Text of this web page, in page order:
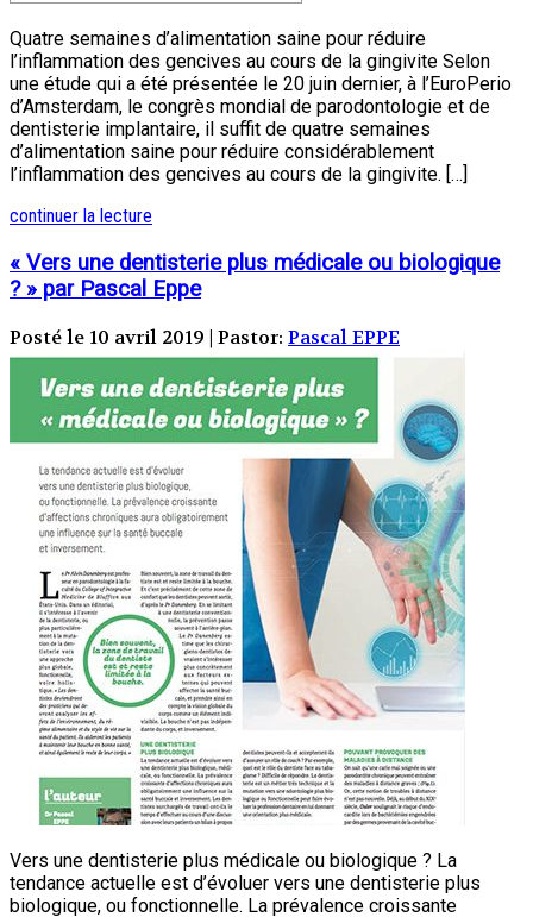
Quatre semaines d’alimentation saine pour réduire
l’inflammation des gencives au cours de la gingivite Selon
une étude qui a été présentée le 20 juin dernier, à l’EuroPerio
d’Amsterdam, le congrès mondial de parodontologie et de
dentisterie implantaire, il suffit de quatre semaines
d’alimentation saine pour réduire considérablement
l’inflammation des gencives au cours de la gingivite. […]
continuer la lecture
« Vers une dentisterie plus médicale ou biologique
? » par Pascal Eppe
Posté le 10 avril 2019 | Pastor: Pascal EPPE
Vers une dentisterie plus médicale ou biologique ? La
tendance actuelle est d’évoluer vers une dentisterie plus
biologique, ou fonctionnelle. La prévalence croissante